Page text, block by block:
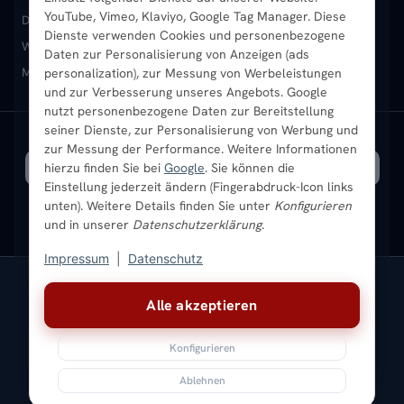
Alle akzeptieren
Konfigurieren
Ablehnen
YouTube, Vimeo, Klaviyo, Google Tag Manager. Diese
Dienste verwenden Cookies und personenbezogene
Daten zur Personalisierung von Anzeigen (ads
personalization), zur Messung von Werbeleistungen
und zur Verbesserung unseres Angebots. Google
nutzt personenbezogene Daten zur Bereitstellung
seiner Dienste, zur Personalisierung von Werbung und
zur Messung der Performance. Weitere Informationen
hierzu finden Sie bei Google. Sie können die
Einstellung jederzeit ändern (Fingerabdruck-Icon links
unten). Weitere Details finden Sie unter Konfigurieren
und in unserer Datenschutzerklärung.
Impressum Datenschutz
Heizkörper-Zubehör
Montageservice vor Ort
Sendung verfolgen
Karriere
Ratgeber
Bestpreisgarantie
Newsletter
Aktuelle Angebote
Design-HeizkörperPaneelheizkörperVertikal-Heizkörper
Wandheizkörper Wohnraum-Heizkörper Badheizkörper Schwarz
Mischbetrieb-HeizkörperHeizkörper-ZubehörAktuelle Angebote
SICHERE ZAHLUNG VERSAND MIT
* Alle Preise inkl. gesetzlicher USt. |Kostenloser Versand
ImpressumDatenschutzAGBWiderrufsbelehrungVersandkosten
BatteriegesetzSitemap